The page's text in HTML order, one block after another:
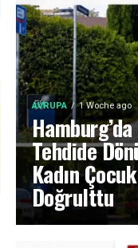
AVRUPA 1 Woche ago
Tehdide
Kadın
Doğrulttu